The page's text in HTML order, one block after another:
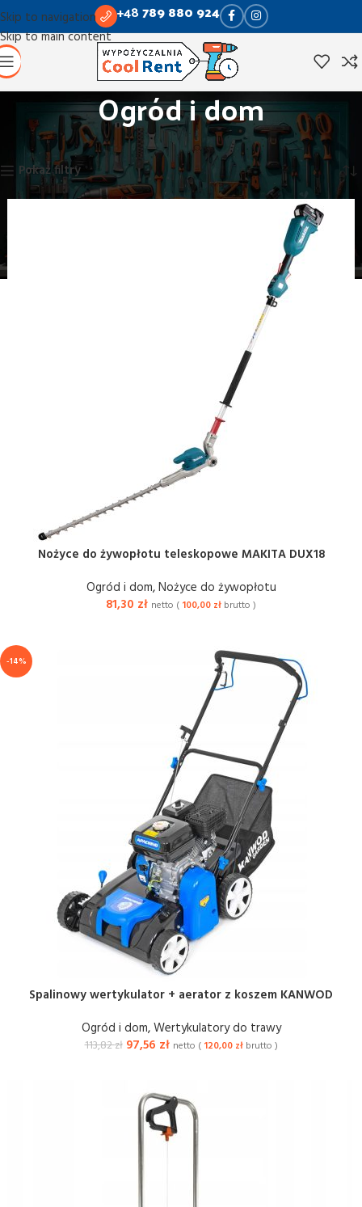
Skip to navigation
Skip to main content
+48789 880 924
Ogród i dom
Strona główna Ogród i dom
Wyświetlanie 13–21 z 21 wyników
Pokaż filtry
Nożyce do żywopłotu teleskopowe MAKITA DUX18
Ogród i dom,Nożyce do żywopłotu
81,30 zł netto ( 100,00 zł brutto )
-14%
Spalinowy wertykulator + aerator z koszem KANWOD
Ogród i dom,Wertykulatory do trawy
113,82zł 97,56 zł netto ( 120,00 złbrutto )